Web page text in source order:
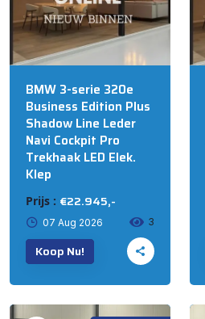
BMW 3-serie 320e
Business Edition Plus
Shadow Line Leder
Navi Cockpit Pro
Trekhaak LED Elek.
Klep
Prijs : €22.945,-
07 Aug 2026 3
Koop Nu!